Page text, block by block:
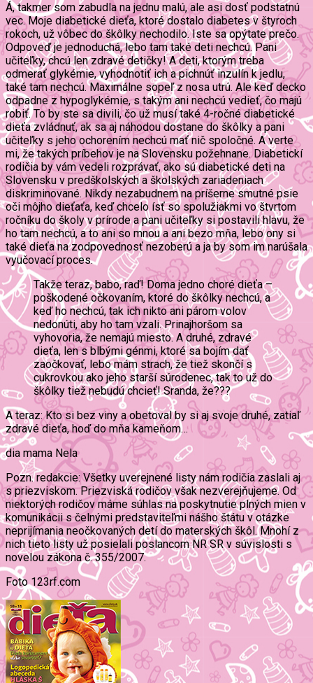
Á, takmer som zabudla na jednu malú, ale asi dosť podstatnú
vec. Moje diabetické dieťa, ktoré dostalo diabetes v štyroch
rokoch, už vôbec do škôlky nechodilo. Iste sa opýtate prečo.
Odpoveď je jednoduchá, lebo tam také deti nechcú. Pani
učiteľky, chcú len zdravé detičky! A deti, ktorým treba
odmerať glykémie, vyhodnotiť ich a pichnúť inzulín k jedlu,
také tam nechcú. Maximálne sopeľ z nosa utrú. Ale keď decko
odpadne z hypoglykémie, s takým ani nechcú vedieť, čo majú
robiť. To by ste sa divili, čo už musí také 4-ročné diabetické
dieťa zvládnuť, ak sa aj náhodou dostane do škôlky a pani
učiteľky s jeho ochorením nechcú mať nič spoločné. A verte
mi, že takých príbehov je na Slovensku požehnane. Diabetickí
rodičia by vám vedeli rozprávať, ako sú diabetické deti na
Slovensku v predškolských a školských zariadeniach
diskriminované. Nikdy nezabudnem na príšerne smutné psie
oči môjho dieťaťa, keď chcelo ísť so spolužiakmi vo štvrtom
ročníku do školy v prírode a pani učiteľky si postavili hlavu, že
ho tam nechcú, a to ani so mnou a ani bezo mňa, lebo ony si
také dieťa na zodpovednosť nezoberú a ja by som im narúšala
vyučovací proces.
Takže teraz, babo, raď! Doma jedno choré dieťa –
poškodené očkovaním, ktoré do škôlky nechcú, a
keď ho nechcú, tak ich nikto ani párom volov
nedonúti, aby ho tam vzali. Prinajhoršom sa
vyhovoria, že nemajú miesto. A druhé, zdravé
dieťa, len s blbými génmi, ktoré sa bojím dať
zaočkovať, lebo mám strach, že tiež skončí s
cukrovkou ako jeho starší súrodenec, tak to už do
škôlky tiež nebudú chcieť! Sranda, že???
A teraz: Kto si bez viny a obetoval by si aj svoje druhé, zatiaľ
zdravé dieťa, hoď do mňa kameňom…
dia mama Nela
Pozn. redakcie: Všetky uverejnené listy nám rodičia zaslali aj
s priezviskom. Priezviská rodičov však nezverejňujeme. Od
niektorých rodičov máme súhlas na poskytnutie plných mien v
komunikácii s čelnými predstaviteľmi nášho štátu v otázke
neprijímania neočkovaných detí do materských škôl. Mnohí z
nich tieto listy už posielali poslancom NR SR v súvislosti s
novelou zákona č. 355/2007.
Foto 123rf.com